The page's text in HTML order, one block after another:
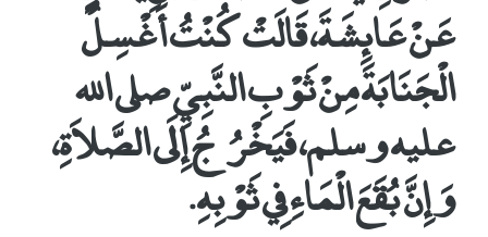
عَنْ عَائِشَةَ، قَالَتْ كُنْتُ أَغْسِلُ
الْجَنَابَةَ مِنْ ثَوْبِ النَّبِيِّ صلى الله
عليه وسلم، فَيَخْرُجُ إِلَى الصَّلاَةِ،
وَإِنَّ بُقَعَ الْمَاءِ فِي ثَوْبِهِ‏.‏